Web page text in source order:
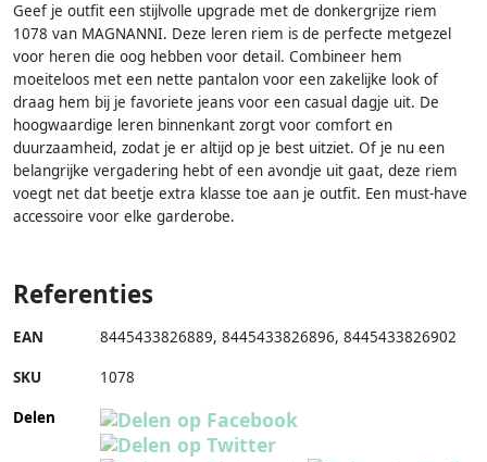
Geef je outfit een stijlvolle upgrade met de donkergrijze riem
1078 van MAGNANNI. Deze leren riem is de perfecte metgezel
voor heren die oog hebben voor detail. Combineer hem
moeiteloos met een nette pantalon voor een zakelijke look of
draag hem bij je favoriete jeans voor een casual dagje uit. De
hoogwaardige leren binnenkant zorgt voor comfort en
duurzaamheid, zodat je er altijd op je best uitziet. Of je nu een
belangrijke vergadering hebt of een avondje uit gaat, deze riem
voegt net dat beetje extra klasse toe aan je outfit. Een must-have
accessoire voor elke garderobe.
Referenties
EAN 8445433826889, 8445433826896, 8445433826902
SKU 1078
Delen